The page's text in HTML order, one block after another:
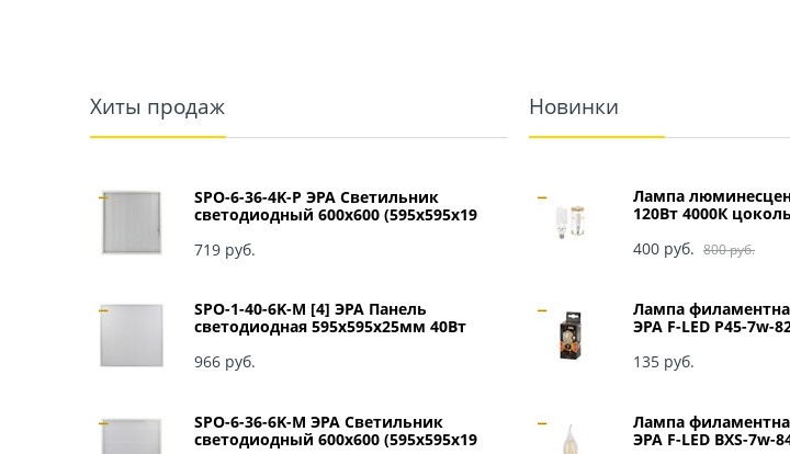
Хиты продаж
SPO-6-36-4K-P ЭРА Светильник
светодиодный 600х600 (595x595x19
Призма Б0039057
719 руб.
SPO-1-40-6K-M [4] ЭРА Панель
светодиодная 595x595x25мм 40Вт
966 руб.
SPO-6-36-6K-M ЭРА Светильник
светодиодный 600х600 (595x595x19
Новинки
Лампа
120Вт 4000К
800 руб.
400 руб.
Лампа
ЭРА F-LED P45-7w-
135 руб.
Лампа
ЭРА F-LED BXS-7w-